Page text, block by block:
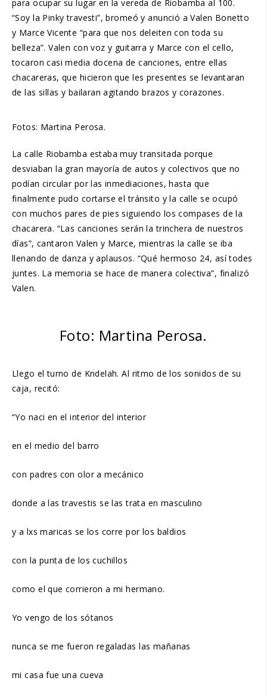
para ocupar su lugar en la vereda de Riobamba al 100.
“Soy la Pinky travesti”, bromeó y anunció a Valen Bonetto
y Marce Vicente “para que nos deleiten con toda su
belleza”. Valen con voz y guitarra y Marce con el cello,
tocaron casi media docena de canciones, entre ellas
chacareras, que hicieron que les presentes se levantaran
de las sillas y bailaran agitando brazos y corazones.
Fotos: Martina Perosa.
La calle Riobamba estaba muy transitada porque
desviaban la gran mayoría de autos y colectivos que no
podían circular por las inmediaciones, hasta que
finalmente pudo cortarse el tránsito y la calle se ocupó
con muchos pares de pies siguiendo los compases de la
chacarera. “Las canciones serán la trinchera de nuestros
días”, cantaron Valen y Marce, mientras la calle se iba
llenando de danza y aplausos. “Qué hermoso 24, así todes
juntes. La memoria se hace de manera colectiva”, finalizó
Valen.
Foto: Martina Perosa.
Llego el turno de Kndelah. Al ritmo de los sonidos de su
caja, recitó:
“Yo naci en el interior del interior
en el medio del barro
con padres con olor a mecánico
donde a las travestis se las trata en masculino
y a lxs maricas se los corre por los baldios
con la punta de los cuchillos
como el que corrieron a mi hermano.
Yo vengo de los sótanos
nunca se me fueron regaladas las mañanas
mi casa fue una cueva